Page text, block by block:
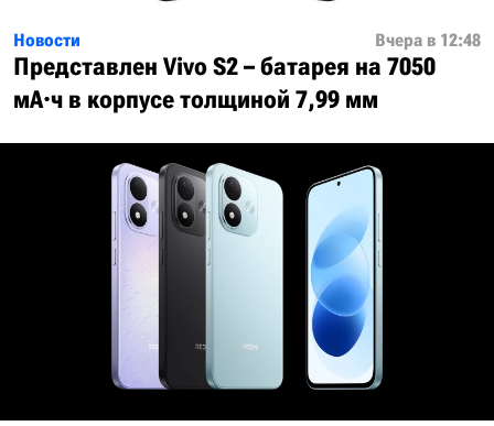
Новости Вчера в 12:48
Представлен Vivo S2 – батарея на 7050
мА·ч в корпусе толщиной 7,99 мм